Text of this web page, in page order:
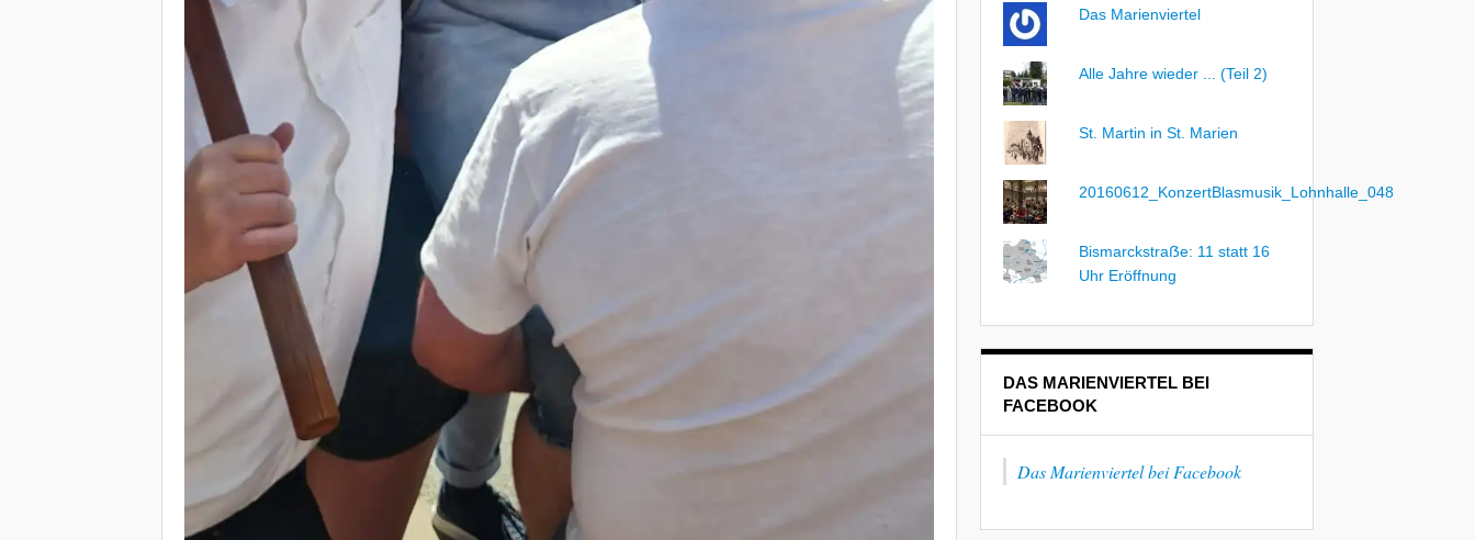
Das Marienviertel
Alle Jahre wieder ... (Teil 2)
St. Martin in St. Marien
20160612_KonzertBlasmusik_Lohnhalle_048
Bismarckstraẞe: 11 statt 16
Uhr Eröffnung
DAS MARIENVIERTEL BEI
FACEBOOK
Das Marienviertel bei Facebook